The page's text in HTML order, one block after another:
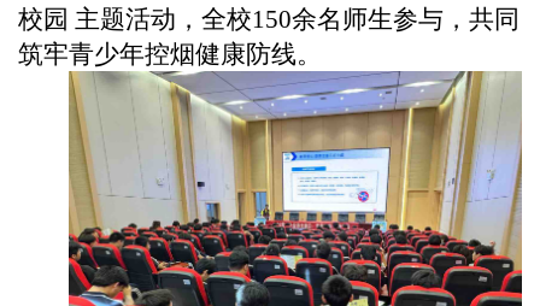
校园 主题活动，全校150余名师生参与，共同
筑牢青少年控烟健康防线。